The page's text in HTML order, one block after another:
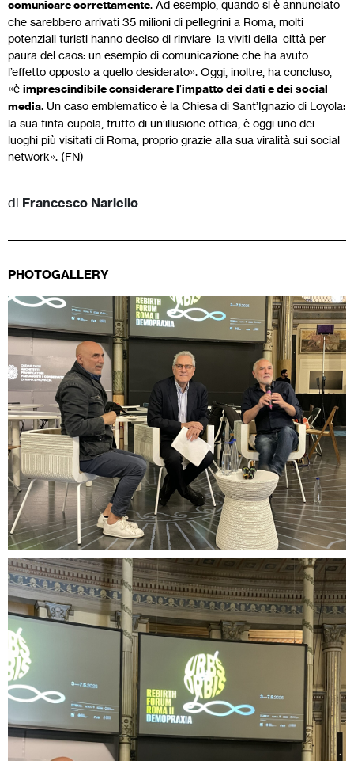
comunicare correttamente. Ad esempio, quando si è annunciato
che sarebbero arrivati 35 milioni di pellegrini a Roma, molti
potenziali turisti hanno deciso di rinviare la viviti della città per
paura del caos: un esempio di comunicazione che ha avuto
l’effetto opposto a quello desiderato». Oggi, inoltre, ha concluso,
«è imprescindibile considerare l’impatto dei dati e dei social
media. Un caso emblematico è la Chiesa di Sant’Ignazio di Loyola:
la sua finta cupola, frutto di un’illusione ottica, è oggi uno dei
luoghi più visitati di Roma, proprio grazie alla sua viralità sui social
network». (FN)
di Francesco Nariello
PHOTOGALLERY